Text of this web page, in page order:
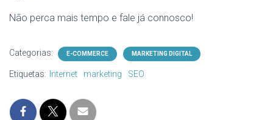
Não perca mais tempo e fale já connosco!
Categorias: E-COMMERCE MARKETING DIGITAL
Etiquetas: Internet marketing SEO